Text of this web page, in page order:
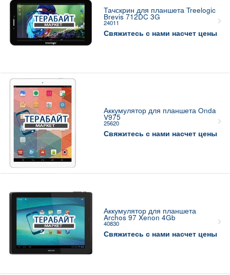
Тачскрин для планшета Treelogic
Brevis 712DC 3G
24011
Свяжитесь с нами насчет цены
Аккумулятор для планшета Onda
V975
25620
Свяжитесь с нами насчет цены
Аккумулятор для планшета
Archos 97 Xenon 4Gb
40830
Свяжитесь с нами насчет цены